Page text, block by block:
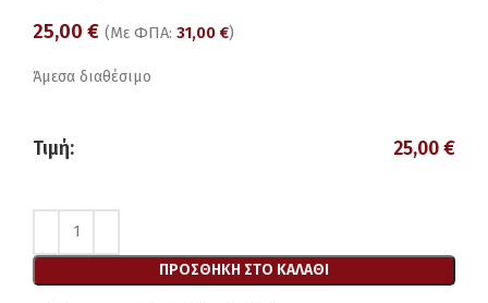
25,00 € (Με ΦΠΑ: 31,00 €)
Άμεσα διαθέσιμο
Τιμή: 25,00€
ΠΡΟΣΘΉΚΗ ΣΤΟ ΚΑΛΆΘΙ